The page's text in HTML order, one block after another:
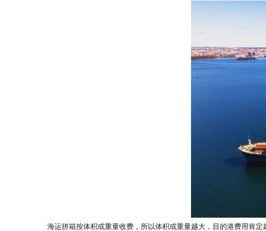
海运拼箱按体积或重量收费，所以体积或重量越大，目的港费用肯定